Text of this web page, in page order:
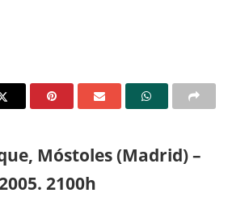
Móstoles (Madrid) –
2100h